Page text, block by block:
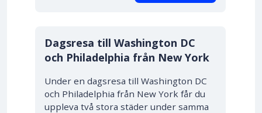
Dagsresa till Washington DC
och Philadelphia från New York
Under en dagsresa till Washington DC
och Philadelphia från New York får du
uppleva två stora städer under samma